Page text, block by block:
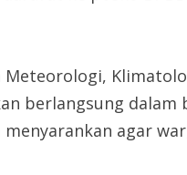
berlangsung
menyarankan agar